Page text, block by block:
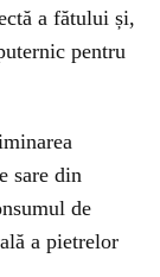
a fătului și,
pentru
sare din
de
a pietrelor